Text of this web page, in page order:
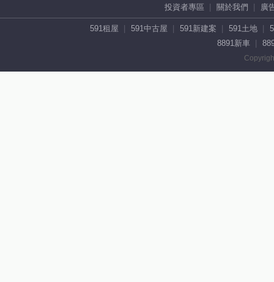
投資者專區 關於我們 廣
591租屋 591中古屋 591新建案 591土地
8891新車